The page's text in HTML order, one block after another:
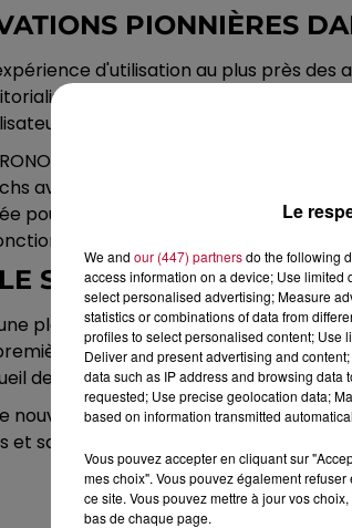
PIONNIÈRES
d'utilisation au plus près
des contenus et des
avec 2 innovations fortes : "TOP
plébiscitée lors de la Coupe
avec une sélection des moments
pour favoriser un visionnage à
du profil des personnes
SUR TOUS LES
plateforme de streaming
visibilité sur tous les écrans
des box Orange, Bouygues
nouvelle offre de streaming qui
sa disponibilité sur tous les écrans
Le
We and our (447) partnersdo the following
access information on a device; Use
select personalised advertising; Measure
statistics or combinations of data from
profiles to select personalised content; Use
Deliver and present advertising and
data such as IP address and browsing
requested; Use precise geolocation data;
based on information transmitted
Vous pouvez accepter en cliquant sur
mes choix". Vous pouvez également
ce site. Vous pouvez mettre à jour vos
bas de chaque page.